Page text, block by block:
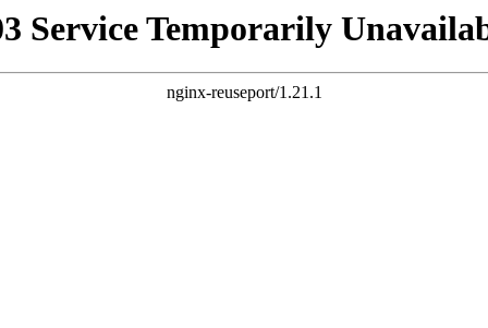
Service Temporarily
nginx-reuseport/1.21.1